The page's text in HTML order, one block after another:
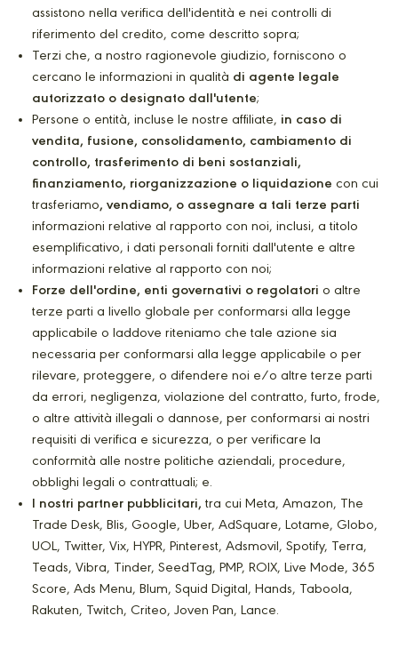
assistono nella verifica dell'identità e nei controlli di
riferimento del credito, come descritto sopra;
Terzi che, a nostro ragionevole giudizio, forniscono o
cercano le informazioni in qualità di agente legale
autorizzato o designato dall'utente;
Persone o entità, incluse le nostre affiliate, in caso di
vendita, fusione, consolidamento, cambiamento di
controllo, trasferimento di beni sostanziali,
finanziamento, riorganizzazione o liquidazione con cui
trasferiamo, vendiamo, o assegnare a tali terze parti
informazioni relative al rapporto con noi, inclusi, a titolo
esemplificativo, i dati personali forniti dall'utente e altre
informazioni relative al rapporto con noi;
Forze dell'ordine, enti governativi o regolatori o altre
terze parti a livello globale per conformarsi alla legge
applicabile o laddove riteniamo che tale azione sia
necessaria per conformarsi alla legge applicabile o per
rilevare, proteggere, o difendere noi e/o altre terze parti
da errori, negligenza, violazione del contratto, furto, frode,
o altre attività illegali o dannose, per conformarsi ai nostri
requisiti di verifica e sicurezza, o per verificare la
conformità alle nostre politiche aziendali, procedure,
obblighi legali o contrattuali; e.
I nostri partner pubblicitari, tra cui Meta, Amazon, The
Trade Desk, Blis, Google, Uber, AdSquare, Lotame, Globo,
UOL, Twitter, Vix, HYPR, Pinterest, Adsmovil, Spotify, Terra,
Teads, Vibra, Tinder, SeedTag, PMP, ROIX, Live Mode, 365
Score, Ads Menu, Blum, Squid Digital, Hands, Taboola,
Rakuten, Twitch, Criteo, Joven Pan, Lance.